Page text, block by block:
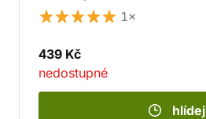
1×
439 Kč
nedostupné
hlídej